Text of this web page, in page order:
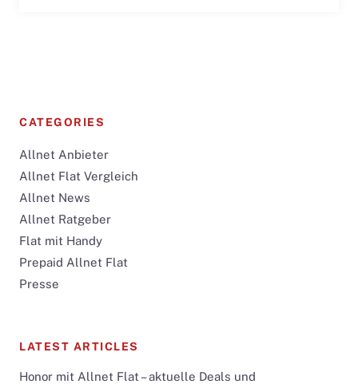
CATEGORIES
Allnet Anbieter
Allnet Flat Vergleich
Allnet News
Allnet Ratgeber
Flat mit Handy
Prepaid Allnet Flat
Presse
LATEST ARTICLES
Honor mit Allnet Flat – aktuelle Deals und